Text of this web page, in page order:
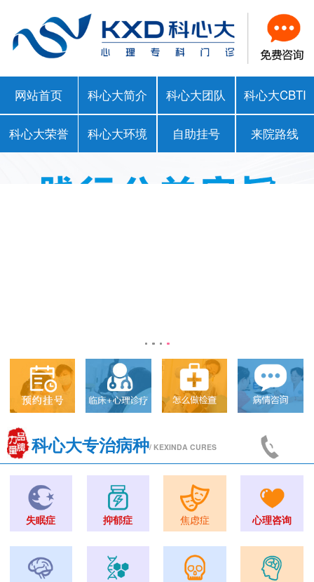
网站首页 科心大简介 科心大团队 科心大CBTI
科心大荣誉 科心大环境 自助挂号 来院路线
科心大专治病种/ KEXINDA CURES
失眠症 抑郁症 焦虑症 心理咨询